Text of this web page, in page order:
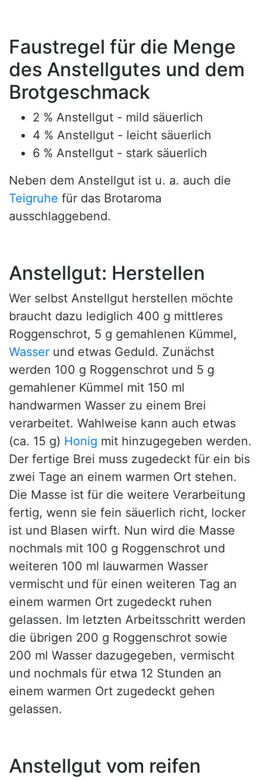
Faustregel für die Menge
des Anstellgutes und dem
Brotgeschmack
2 % Anstellgut - mild säuerlich
4 % Anstellgut - leicht säuerlich
6 % Anstellgut - stark säuerlich
Neben dem Anstellgut ist u. a. auch die
Teigruhe für das Brotaroma
ausschlaggebend.
Anstellgut: Herstellen
Wer selbst Anstellgut herstellen möchte
braucht dazu lediglich 400 g mittleres
Roggenschrot, 5 g gemahlenen Kümmel,
Wasser und etwas Geduld. Zunächst
werden 100 g Roggenschrot und 5 g
gemahlener Kümmel mit 150 ml
handwarmen Wasser zu einem Brei
verarbeitet. Wahlweise kann auch etwas
(ca. 15 g) Honig mit hinzugegeben werden.
Der fertige Brei muss zugedeckt für ein bis
zwei Tage an einem warmen Ort stehen.
Die Masse ist für die weitere Verarbeitung
fertig, wenn sie fein säuerlich richt, locker
ist und Blasen wirft. Nun wird die Masse
nochmals mit 100 g Roggenschrot und
weiteren 100 ml lauwarmen Wasser
vermischt und für einen weiteren Tag an
einem warmen Ort zugedeckt ruhen
gelassen. Im letzten Arbeitsschritt werden
die übrigen 200 g Roggenschrot sowie
200 ml Wasser dazugegeben, vermischt
und nochmals für etwa 12 Stunden an
einem warmen Ort zugedeckt gehen
gelassen.
Anstellgut vom reifen